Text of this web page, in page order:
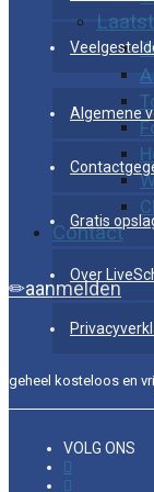
Contact
aanmelden
Algemene
Gratis
Over
geheel kosteloos en
VOLG ONS